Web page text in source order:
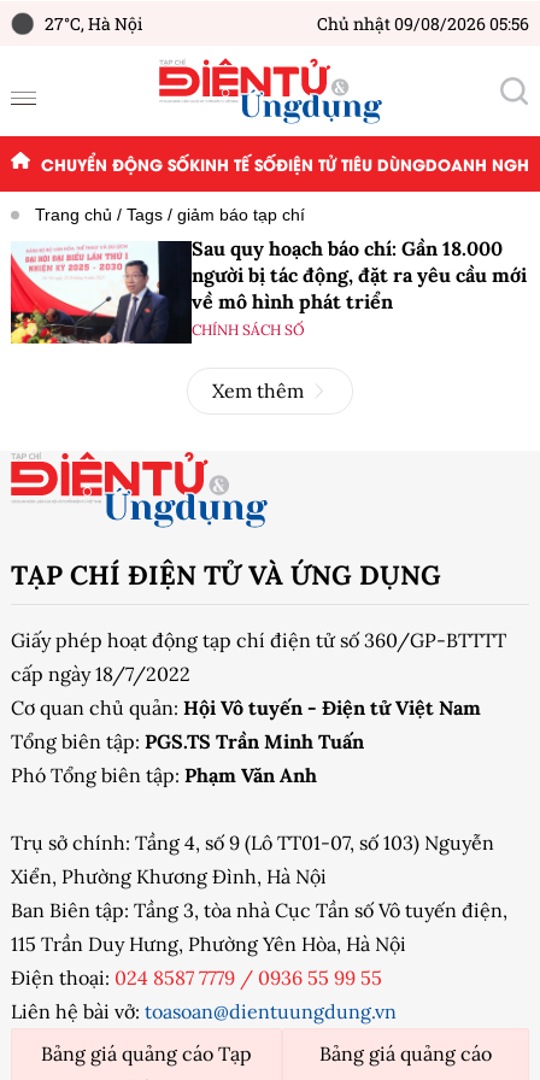
27°C,Hà Nội Chủ nhật 09/08/2026 05:56
CHUYỂN ĐỘNG SỐKINH TẾ SỐĐIỆN TỬ TIÊU DÙNGDOANH
Trang chủ Tags giảm báo tạp chí
Sau quy hoạch báo chí: Gần 18.000
người bị tác động, đặt ra yêu cầu mới
về mô hình phát triển
CHÍNH SÁCH SỐ
Xem thêm
TẠP CHÍ ĐIỆN TỬ VÀ ỨNG DỤNG
Giấy phép hoạt động tạp chí điện tử số 360/GP-BTTTT
cấp ngày 18/7/2022
Cơ quan chủ quản: Hội Vô tuyến - Điện tử Việt Nam
Tổng biên tập: PGS.TS Trần Minh Tuấn
Phó Tổng biên tập: Phạm Văn Anh
Trụ sở chính: Tầng 4, số 9 (Lô TT01-07, số 103) Nguyễn
Xiển, Phường Khương Đình, Hà Nội
Ban Biên tập: Tầng 3, tòa nhà Cục Tần số Vô tuyến điện,
115 Trần Duy Hưng, Phường Yên Hòa, Hà Nội
Điện thoại: 024 8587 7779 / 0936 55 99 55
Liên hệ bài vở: toasoan@dientuungdung.vn
Bảng giá quảng cáo Tạp
Bảng giá quảng cáo